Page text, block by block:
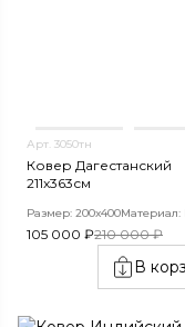
Арт. 3050тн
Ковер Дагестанский
211x363см
Размер: 200х400
105 000 ₽210 000 ₽
В